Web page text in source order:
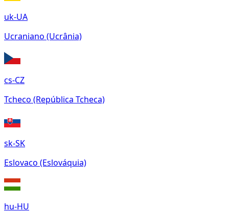
uk-UA
Ucraniano (Ucrânia)
cs-CZ
Tcheco (República Tcheca)
sk-SK
Eslovaco (Eslováquia)
hu-HU